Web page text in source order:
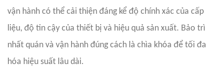
vận hành có thể cải thiện đáng kể độ chính xác của cấp
liệu, độ tin cậy của thiết bị và hiệu quả sản xuất. Bảo trì
nhất quán và vận hành đúng cách là chìa khóa để tối đa
hóa hiệu suất lâu dài.